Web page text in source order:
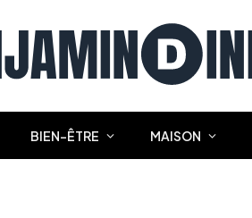
BIEN-ÊTRE MAISON